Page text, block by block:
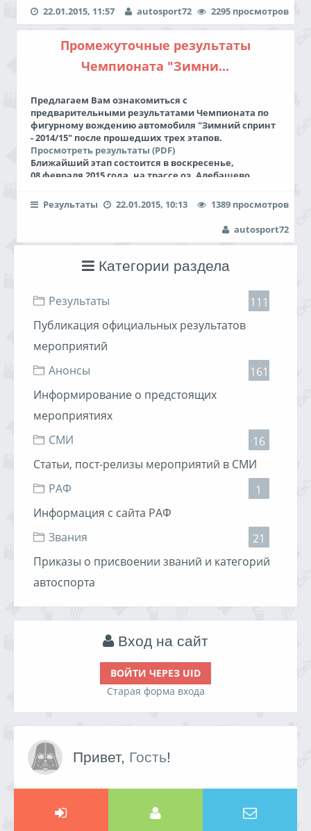
Категории раздела
Результаты
111
Публикация официальных результатов
мероприятий
Анонсы
161
Информирование о предстоящих
мероприятиях
СМИ
16
Статьи, пост-релизы мероприятий в СМИ
РАФ
1
Информация с сайта РАФ
Звания
21
Приказы о присвоении званий и категорий
автоспорта
Вход на сайт
ВОЙТИ ЧЕРЕЗ UID
Старая форма входа
Привет, Гость!
Георгиевич
на основании Приказ Департамента по спорту и
молодежной политике Тюменской области от
24.12.2014 № 431 «О присвоении спортивных
разрядов»
От портала "Тюменский автоспорт" мы
и желаем достичь новых высот, получить МС.
22.01.2015, 11:57 2295 просмотров
autosport72
Промежуточные результаты
Чемпионата "Зимни...
Предлагаем Вам ознакомиться с
предварительными результатами Чемпионата по
фигурному вождению автомобиля "Зимний спринт
- 2014/15" после прошедших трех этапов.
Просмотреть результаты (PDF)
Ближайший этап состоится в воскресенье,
08 февраля 2015 года, на трассе оз. Алебашево
Результаты
22.01.2015, 10:13
1389 просмотров
autosport72